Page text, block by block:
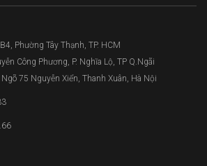
Phường Tây Thạnh, TP. HCM
Công Phương, P. Nghĩa Lộ, TP Q.Ngãi
75 Nguyễn Xiển, Thanh Xuân, Hà Nội